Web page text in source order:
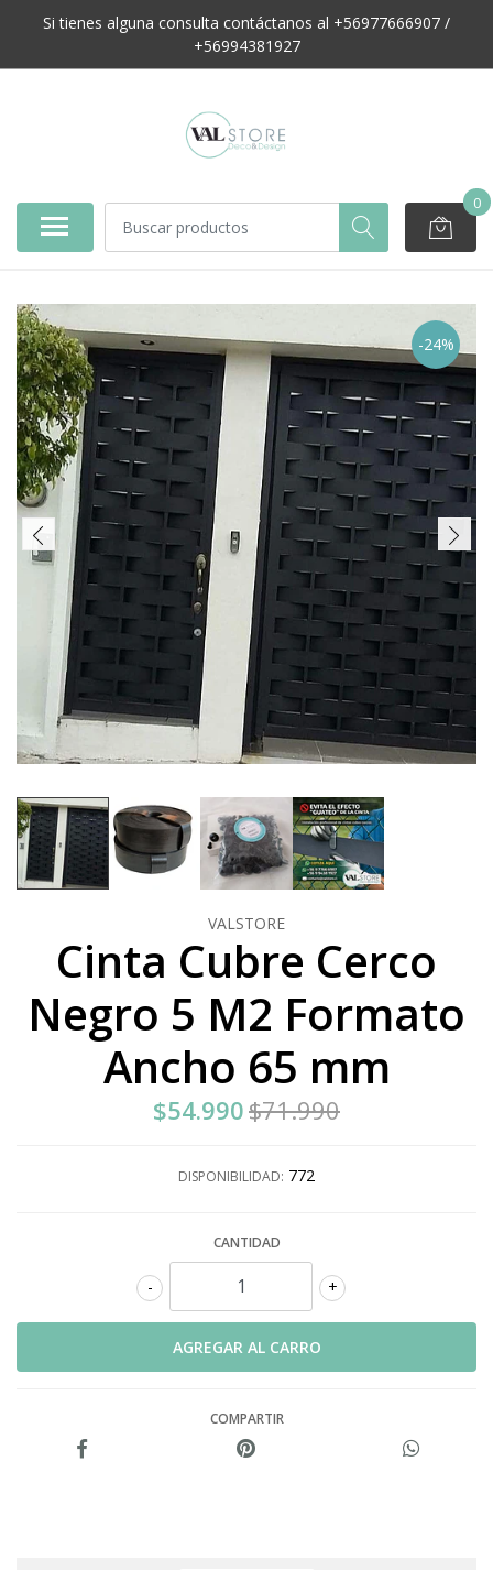
Si tienes alguna consulta contáctanos al +56977666907 /
+56994381927
0
-24%
VALSTORE
Cinta Cubre Cerco
Negro 5 M2 Formato
Ancho 65 mm
$54.990$71.990
DISPONIBILIDAD: 772
CANTIDAD
+
-
COMPARTIR